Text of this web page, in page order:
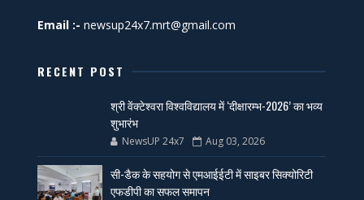
Email :- newsup24x7.mrt@gmail.com
RECENT POST
श्री वेंक्टेश्वरा विश्वविद्यालय में ‘दीक्षारम्भ-2026’ का भव्य
शुभारंभ
NewsUP 24x7 Aug 03, 2026
सी-डैक के सहयोग से एमआईईटी में साइबर सिक्योरिटी
एफडीपी का सफल समापन